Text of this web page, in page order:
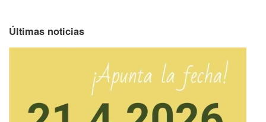
Últimas noticias